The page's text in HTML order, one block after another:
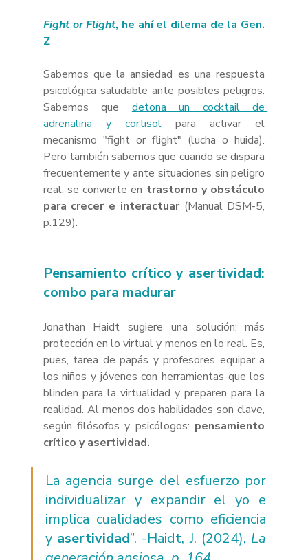
Fight or Flight, he ahí el dilema de la Gen.
Z
Sabemos que la ansiedad es una respuesta
psicológica saludable ante posibles peligros.
Sabemos que
detona un cocktail de
adrenalina y cortisol
para activar el
mecanismo "fight or flight" (lucha o huida).
Pero también sabemos que cuando se dispara
frecuentemente y ante situaciones sin peligro
real, se convierte en trastorno y obstáculo
para crecer e interactuar (Manual DSM-5,
p.129).
Pensamiento crítico y asertividad:
combo para madurar
Jonathan Haidt sugiere una solución: más
protección en lo virtual y menos en lo real. Es,
pues, tarea de papás y profesores equipar a
los niños y jóvenes con herramientas que los
blinden para la virtualidad y preparen para la
realidad. Al menos dos habilidades son clave,
según filósofos y psicólogos: pensamiento
crítico y asertividad.
La agencia surge del esfuerzo por
individualizar y expandir el yo e
implica cualidades como eficiencia
y asertividad”. -Haidt, J. (2024), La